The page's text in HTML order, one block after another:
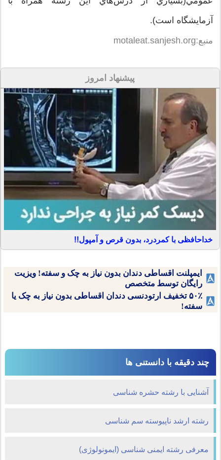
آزمايشگاه است).
منبع:motaleat.sanjesh.org
پیشنهاد امروز
خداحافظی با کمردرد، بدون قرص و آمپول!!
ایمپلنت اقساطی دندان بدون نیاز به چک و سفته! ویزیت
رایگان توسط متخصص
۵۰٪ تخفیف ارتودنسی دندان اقساطی بدون نیاز به چک یا
سفته!
چند دقیقه با دانستنی ها
آشنایی با رشته حشره شناسی
رشته ارشد ناپیوسته سم شناسی
معرفی رشته ایمنی شناسی (ایمونولوژی)